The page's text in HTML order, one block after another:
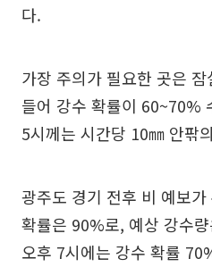
다.
가장 주의가 필요한 곳은
들어 강수 확률이 60~70%
5시께는 시간당 10㎜ 안팎
광주도 경기 전후 비 예보
확률은 90%로, 예상 강수
오후 7시에는 강수 확률